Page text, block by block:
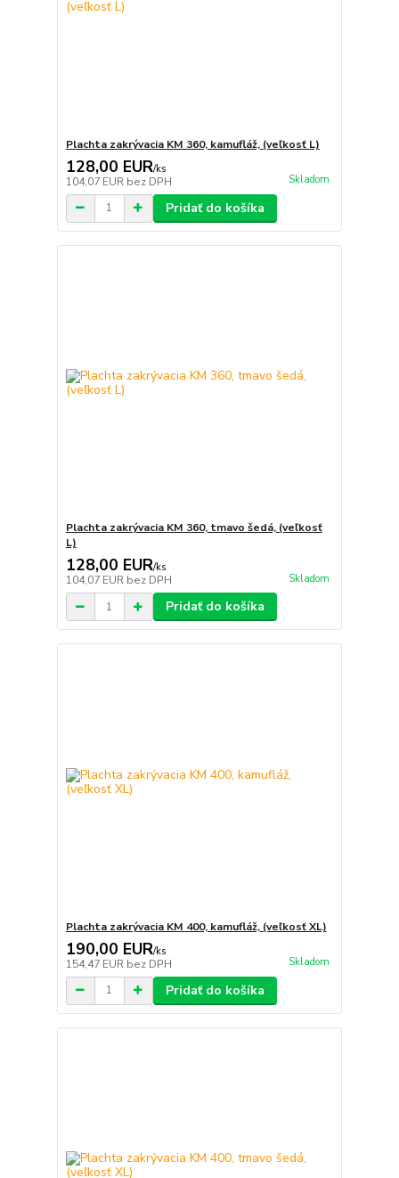
Plachta zakrývacia KM 360, kamufláž, (veľkosť L)
128,00 EUR/ks
104,07 EUR bez DPH Skladom
Pridať do košíka
Plachta zakrývacia KM 360, tmavo šedá, (veľkosť
L)
128,00 EUR/ks
104,07 EUR bez DPH Skladom
Pridať do košíka
Plachta zakrývacia KM 400, kamufláž, (veľkosť XL)
190,00 EUR/ks
154,47 EUR bez DPH Skladom
Pridať do košíka